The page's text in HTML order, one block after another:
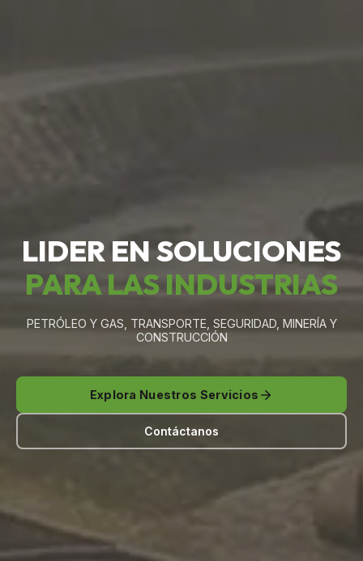
LIDER EN SOLUCIONES
PARA LAS INDUSTRIAS
PETRÓLEO Y GAS, TRANSPORTE, SEGURIDAD, MINERÍA Y
CONSTRUCCIÓN
Explora Nuestros Servicios
Contáctanos